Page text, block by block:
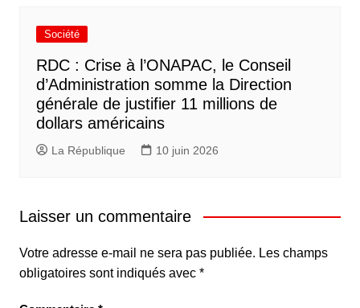
Société
RDC : Crise à l’ONAPAC, le Conseil
d’Administration somme la Direction
générale de justifier 11 millions de
dollars américains
La République 10 juin 2026
Laisser un commentaire
Votre adresse e-mail ne sera pas publiée. Les champs
obligatoires sont indiqués avec *